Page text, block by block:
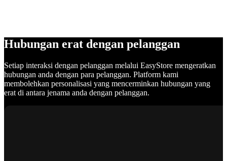
Hubungan erat dengan pelanggan
Setiap interaksi dengan pelanggan melalui EasyStore mengeratkan
hubungan anda dengan para pelanggan. Platform kami
membolehkan personalisasi yang mencerminkan hubungan yang
erat di antara jenama anda dengan pelanggan.